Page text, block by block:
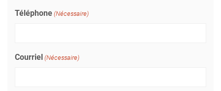
Téléphone (Nécessaire)
Courriel (Nécessaire)